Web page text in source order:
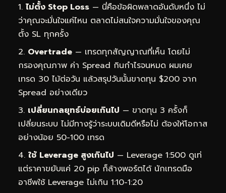
ไม่ตั้ง Stop Loss — นี่คือข้อผิดพลาดอันดับหนึ่ง ไม่
ว่าคุณจะมั่นใจแค่ไหน ตลาดไม่สนใจความมั่นใจของคุณ
ตั้ง SL ทุกครั้ง
Overtrade — เทรดทุกสัญญาณที่เห็น โดยไม่
กรองคุณภาพ ค่า Spread กินกำไรจนหมด ผมเคย
เทรด 30 ไม้ต่อวัน แล้วสรุปวันนั้นขาดทุน $200 จาก
Spread อย่างเดียว
เปลี่ยนกลยุทธ์บ่อยเกินไป — ขาดทุน 3 ครั้งก็
เปลี่ยนระบบ ไม่มีทางรู้ว่าระบบเดิมดีหรือไม่ ต้องให้โอกาส
อย่างน้อย 50-100 เทรด
ใช้ Leverage สูงเกินไป — Leverage 1:500 ดูเท่
แต่ราคาขยับแค่ 20 pip ก็ล้างพอร์ตได้ นักเทรดมือ
อาชีพใช้ Leverage ไม่เกิน 1:10-1:20